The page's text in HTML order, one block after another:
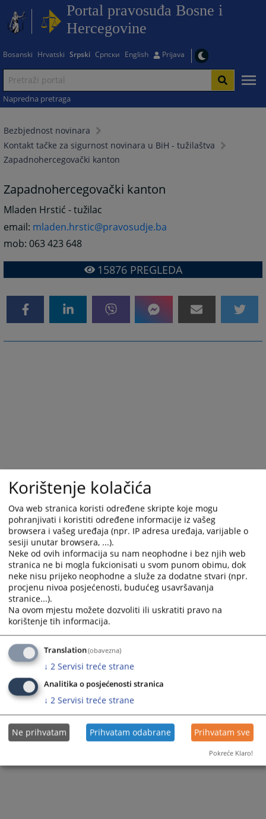
Portal pravosuđa Bosne i
Hercegovine
Bosanski Hrvatski Srpski Српски English Prijava
Napredna pretraga
Bezbjednost novinara
Kontakt tačke za sigurnost novinara u BiH - tužilaštva
Zapadnohercegovački kanton
Zapadnohercegovački kanton
Mladen Hrstić - tužilac
email: mladen.hrstic@pravosudje.ba
mob: 063 423 648
15876PREGLEDA
Korištenje kolačića
Ova web stranica koristi određene skripte koje mogu
pohranjivati i koristiti određene informacije iz vašeg
browsera i vašeg uređaja (npr. IP adresa uređaja, varijable o
sesiji unutar browsera, ...).
Neke od ovih informacija su nam neophodne i bez njih web
stranica ne bi mogla fukcionisati u svom punom obimu, dok
neke nisu prijeko neophodne a služe za dodatne stvari (npr.
procjenu nivoa posjećenosti, budućeg usavršavanja
stranice...).
Na ovom mjestu možete dozvoliti ili uskratiti pravo na
korištenje tih informacija.
Translation(obavezna)
↓ 2 Servisi treće strane
Analitika o posjećenosti stranica
↓ 2 Servisi treće strane
Ne prihvatam Prihvatam odabrane Prihvatam sve
Pokreće Klaro!